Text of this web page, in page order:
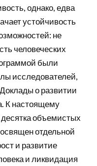
однако, едва
устойчивость
не
человеческих
были
исследователей,
о развитии
К настоящему
объемистых
отдельной
и развитие
и ликвидация